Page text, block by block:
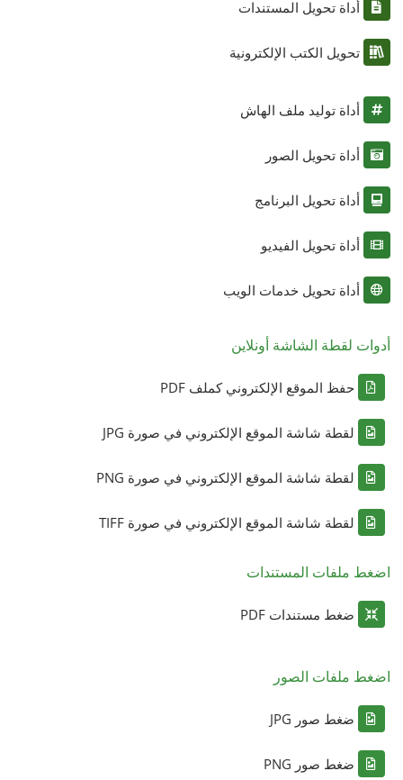
أداة تحويل المستندات
تحويل الكتب الإلكترونية
أداة توليد ملف الهاش
أداة تحويل الصور
أداة تحويل البرنامج
أداة تحويل الفيديو
أداة تحويل خدمات الويب
أدوات لقطة الشاشة أونلاين
حفظ الموقع الإلكتروني كملف PDF
لقطة شاشة الموقع الإلكتروني في صورة JPG
لقطة شاشة الموقع الإلكتروني في صورة PNG
لقطة شاشة الموقع الإلكتروني في صورة TIFF
اضغط ملفات المستندات
ضغط مستندات PDF
اضغط ملفات الصور
ضغط صور JPG
ضغط صور PNG